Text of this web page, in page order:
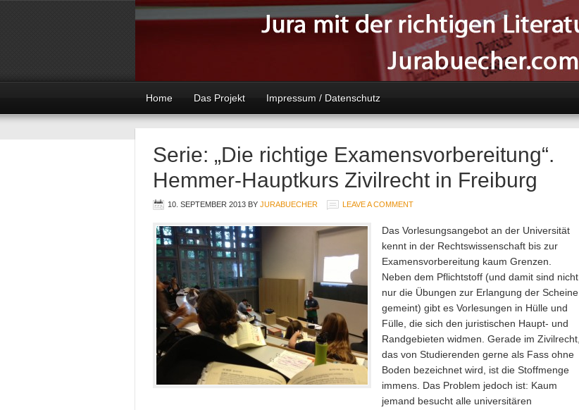
Home Das Projekt Impressum / Datenschutz
Serie: „Die richtige Examensvorbereitung“.
Hemmer-Hauptkurs Zivilrecht in Freiburg
10. SEPTEMBER 2013 BY JURABUECHER LEAVE A COMMENT
Das Vorlesungsangebot an der Universität
kennt in der Rechtswissenschaft bis zur
Examensvorbereitung kaum Grenzen.
Neben dem Pflichtstoff (und damit sind nicht
nur die Übungen zur Erlangung der Scheine
gemeint) gibt es Vorlesungen in Hülle und
Fülle, die sich den juristischen Haupt- und
Randgebieten widmen. Gerade im Zivilrecht,
das von Studierenden gerne als Fass ohne
Boden bezeichnet wird, ist die Stoffmenge
immens. Das Problem jedoch ist: Kaum
jemand besucht alle universitären